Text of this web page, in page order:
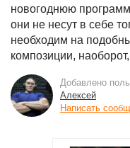
новогоднюю
они не несут в себе
необходим на
композиции,
Добавлено
Алексей
Написать